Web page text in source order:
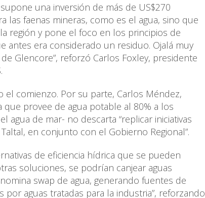
una inversión de más de US$270
las faenas mineras, como es el agua, sino que
región y pone el foco en los principios de
antes era considerado un residuo. Ojalá muy
Glencore”, reforzó Carlos Foxley, presidente
comienzo. Por su parte, Carlos Méndez,
que provee de agua potable al 80% a los
agua de mar- no descarta “replicar iniciativas
en conjunto con el Gobierno Regional”.
de eficiencia hídrica que se pueden
soluciones, se podrían canjear aguas
swap de agua, generando fuentes de
aguas tratadas para la industria”, reforzando